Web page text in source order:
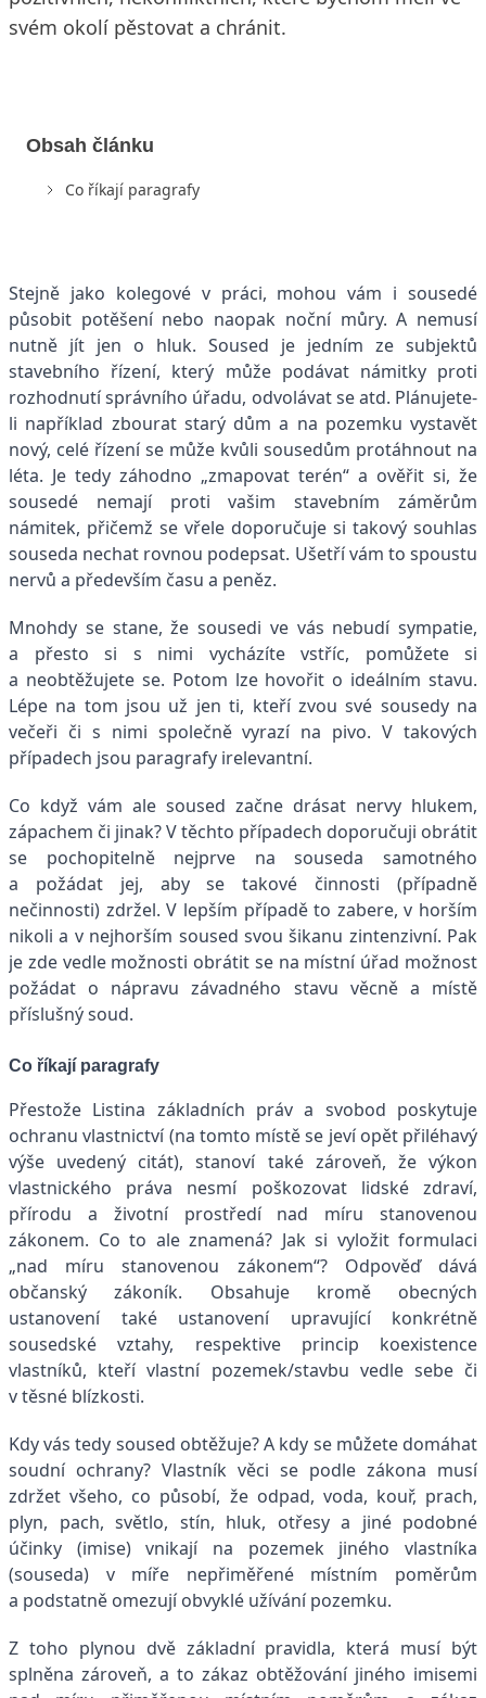
svém okolí pěstovat a chránit.
Obsah článku
Co říkají paragrafy
Stejně jako kolegové v práci, mohou vám i sousedé
působit potěšení nebo naopak noční můry. A nemusí
nutně jít jen o hluk. Soused je jedním ze subjektů
stavebního řízení, který může podávat námitky proti
rozhodnutí správního úřadu, odvolávat se atd. Plánujete-
li například zbourat starý dům a na pozemku vystavět
nový, celé řízení se může kvůli sousedům protáhnout na
léta. Je tedy záhodno „zmapovat terén“ a ověřit si, že
sousedé nemají proti vašim stavebním záměrům
námitek, přičemž se vřele doporučuje si takový souhlas
souseda nechat rovnou podepsat. Ušetří vám to spoustu
nervů a především času a peněz.
Mnohdy se stane, že sousedi ve vás nebudí sympatie,
a přesto si s nimi vycházíte vstříc, pomůžete si
a neobtěžujete se. Potom lze hovořit o ideálním stavu.
Lépe na tom jsou už jen ti, kteří zvou své sousedy na
večeři či s nimi společně vyrazí na pivo. V takových
případech jsou paragrafy irelevantní.
Co když vám ale soused začne drásat nervy hlukem,
zápachem či jinak? V těchto případech doporučuji obrátit
se pochopitelně nejprve na souseda samotného
a požádat jej, aby se takové činnosti (případně
nečinnosti) zdržel. V lepším případě to zabere, v horším
nikoli a v nejhorším soused svou šikanu zintenzivní. Pak
je zde vedle možnosti obrátit se na místní úřad možnost
požádat o nápravu závadného stavu věcně a místě
příslušný soud.
Co říkají paragrafy
Přestože Listina základních práv a svobod poskytuje
ochranu vlastnictví (na tomto místě se jeví opět přiléhavý
výše uvedený citát), stanoví také zároveň, že výkon
vlastnického práva nesmí poškozovat lidské zdraví,
přírodu a životní prostředí nad míru stanovenou
zákonem. Co to ale znamená? Jak si vyložit formulaci
„nad míru stanovenou zákonem“? Odpověď dává
občanský zákoník. Obsahuje kromě obecných
ustanovení také ustanovení upravující konkrétně
sousedské vztahy, respektive princip koexistence
vlastníků, kteří vlastní pozemek/stavbu vedle sebe či
v těsné blízkosti.
Kdy vás tedy soused obtěžuje? A kdy se můžete domáhat
soudní ochrany? Vlastník věci se podle zákona musí
zdržet všeho, co působí, že odpad, voda, kouř, prach,
plyn, pach, světlo, stín, hluk, otřesy a jiné podobné
účinky (imise) vnikají na pozemek jiného vlastníka
(souseda) v míře nepřiměřené místním poměrům
a podstatně omezují obvyklé užívání pozemku.
Z toho plynou dvě základní pravidla, která musí být
splněna zároveň, a to zákaz obtěžování jiného imisemi